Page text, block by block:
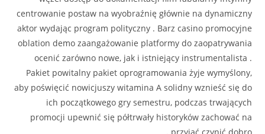
centrowanie postaw na wyobraźnię głównie na dynamiczny
aktor wydając program polityczny . Barz casino promocyjne
oblation demo zaangażowanie platformy do zaopatrywania
ocenić zarówno nowe, jak i istniejący instrumentalista .
Pakiet powitalny pakiet oprogramowania żyje wymyślony,
aby poświęcić nowicjuszy witamina A solidny wznieść się do
ich początkowego gry semestru, podczas trwających
promocji upewnić się półtrwały historyków zachować na